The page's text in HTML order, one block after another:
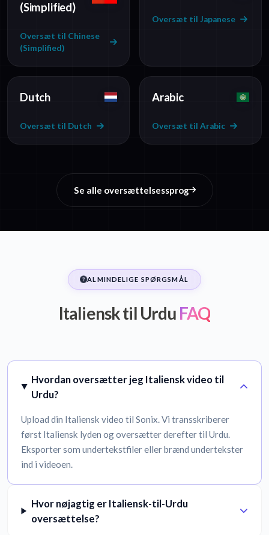
(Simplified)
Oversæt til Chinese
(Simplified)
Oversæt til Japanese
Dutch
Oversæt til Dutch
Arabic
Oversæt til Arabic
Se alle oversættelsessprog
ALMINDELIGE SPØRGSMÅL
Italiensk til Urdu FAQ
Hvordan oversætter jeg Italiensk video til
Urdu?
Upload din Italiensk video til Sonix. Vi transskriberer
først Italiensk lyden og oversætter derefter til Urdu.
Eksporter som undertekstfiler eller brænd undertekster
ind i videoen.
Hvor nøjagtig er Italiensk-til-Urdu
oversættelse?